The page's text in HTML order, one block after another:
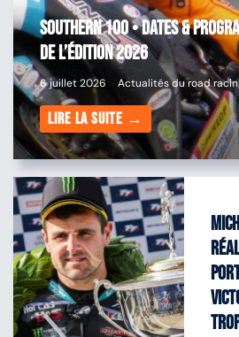
Southern 100 • Dates &
de l’édition 2026
6 juillet 2026 Actualités du road
Lire la suite →